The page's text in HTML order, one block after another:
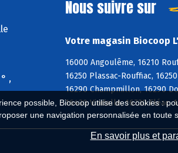
possible, Biocoop utilise des cookies :
une navigation personnalisée en toute
En savoir plus et
,
Nous suivre sur
Votre magasin Biocoop
16000 Angoulême, 16210
16250 Plassac-Rouffiac,
16290 Champmillon, 16290
16430 Vindelle, 16730 Fléac,